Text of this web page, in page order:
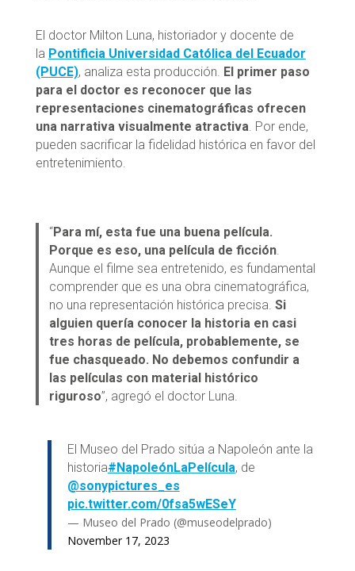
El doctor Milton Luna, historiador y docente de
la Pontificia Universidad Católica del Ecuador
(PUCE), analiza esta producción. El primer paso
para el doctor es reconocer que las
representaciones cinematográficas ofrecen
una narrativa visualmente atractiva. Por ende,
pueden sacrificar la fidelidad histórica en favor del
entretenimiento.
“Para mí, esta fue una buena película.
Porque es eso, una película de ficción.
Aunque el filme sea entretenido, es fundamental
comprender que es una obra cinematográfica,
no una representación histórica precisa. Si
alguien quería conocer la historia en casi
tres horas de película, probablemente, se
fue chasqueado. No debemos confundir a
las películas con material histórico
riguroso”, agregó el doctor Luna.
El Museo del Prado sitúa a Napoleón ante la
historia#NapoleónLaPelícula, de
@sonypictures_es
pic.twitter.com/0fsa5wESeY
— Museo del Prado (@museodelprado)
November 17, 2023